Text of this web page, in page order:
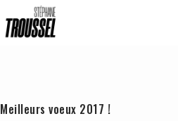
au
Meilleurs voeux 2017 !